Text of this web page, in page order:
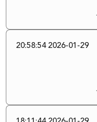
2026-01-29 20:58:54